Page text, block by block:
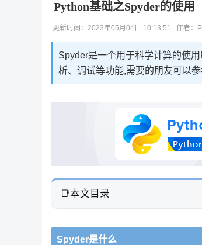
Python基础之Spyder的使用
更新时间：2023年05月04日 10:13:51 作者：
Spyder是一个用于科学计算的使
析、调试等功能,需要的朋友可以
本文目录
Spyder是什么